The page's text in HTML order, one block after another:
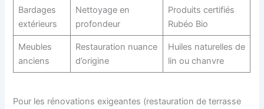
Bardages
extérieurs
Nettoyage en
profondeur
Produits certifiés
Rubéo Bio
Meubles
anciens
Restauration nuance
d’origine
Huiles naturelles de
lin ou chanvre
Pour les rénovations exigeantes (restauration de terrasse